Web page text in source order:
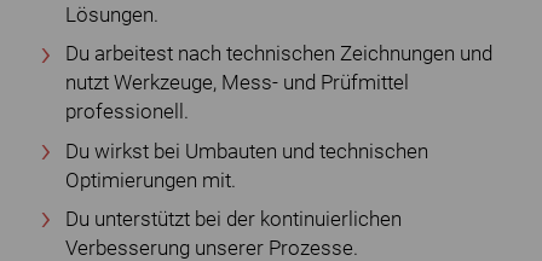
Lösungen.
Du arbeitest nach technischen Zeichnungen und
nutzt Werkzeuge, Mess- und Prüfmittel
professionell.
Du wirkst bei Umbauten und technischen
Optimierungen mit.
Du unterstützt bei der kontinuierlichen
Verbesserung unserer Prozesse.